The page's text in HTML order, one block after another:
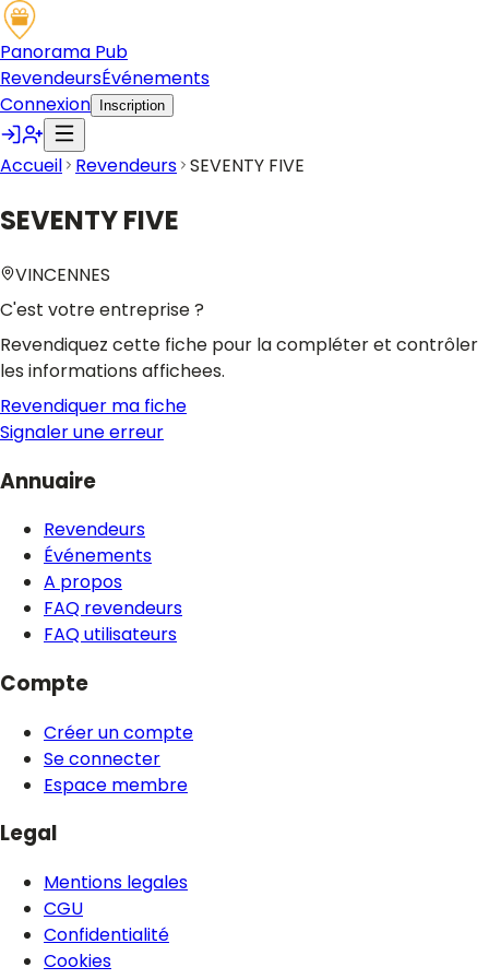
Panorama Pub
RevendeursÉvénements
Connexion
Inscription
Accueil Revendeurs SEVENTY FIVE
SEVENTY FIVE
VINCENNES
C'est votre entreprise ?
Revendiquez cette fiche pour la compléter et contrôler
les informations affichees.
Revendiquer ma fiche
Signaler une erreur
Annuaire
Revendeurs
Événements
A propos
FAQ revendeurs
FAQ utilisateurs
Compte
Créer un compte
Se connecter
Espace membre
Legal
Mentions legales
CGU
Confidentialité
Cookies